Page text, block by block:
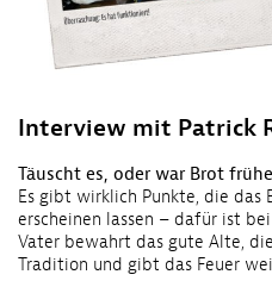
Interview mit Patrick
Täuscht es, oder war Brot
Es gibt wirklich Punkte, die das
erscheinen lassen – dafür ist
Vater bewahrt das gute Alte, die
Tradition und gibt das Feuer